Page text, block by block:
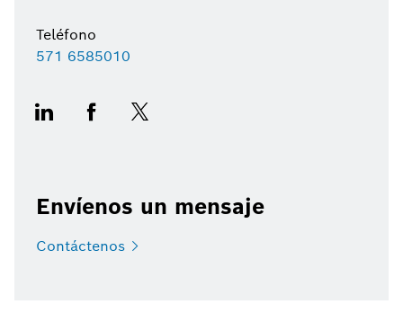
Teléfono
571 6585010
Envíenos un mensaje
Contáctenos